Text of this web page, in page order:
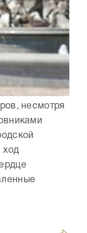
несмотря
ход